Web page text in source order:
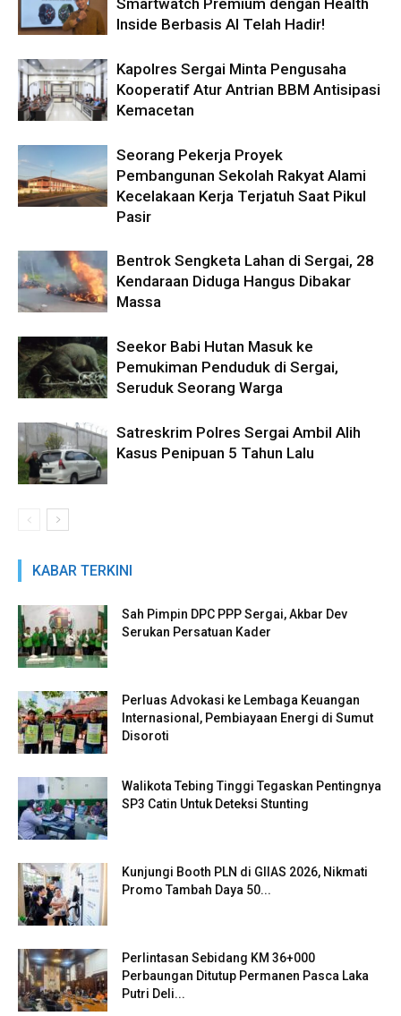
Inside Berbasis AI Telah Hadir!
Kapolres Sergai Minta Pengusaha
Kooperatif Atur Antrian BBM Antisipasi
Kemacetan
Seorang Pekerja Proyek
Pembangunan Sekolah Rakyat Alami
Kecelakaan Kerja Terjatuh Saat Pikul
Pasir
Bentrok Sengketa Lahan di Sergai, 28
Kendaraan Diduga Hangus Dibakar
Massa
Seekor Babi Hutan Masuk ke
Pemukiman Penduduk di Sergai,
Seruduk Seorang Warga
Satreskrim Polres Sergai Ambil Alih
Kasus Penipuan 5 Tahun Lalu
KABAR TERKINI
Sah Pimpin DPC PPP Sergai, Akbar Dev
Serukan Persatuan Kader
Perluas Advokasi ke Lembaga Keuangan
Internasional, Pembiayaan Energi di Sumut
Disoroti
Walikota Tebing Tinggi Tegaskan Pentingnya
SP3 Catin Untuk Deteksi Stunting
Kunjungi Booth PLN di GIIAS 2026, Nikmati
Promo Tambah Daya 50...
Perlintasan Sebidang KM 36+000
Perbaungan Ditutup Permanen Pasca Laka
Putri Deli...